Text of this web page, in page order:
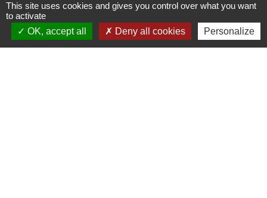
This site uses cookies and gives you control over what you want
to activate
OK, accept all
Deny all cookies Personalize